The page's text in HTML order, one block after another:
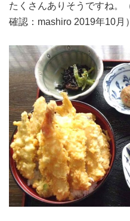
たくさんありそうですね
確認：mashiro 2019年10月）